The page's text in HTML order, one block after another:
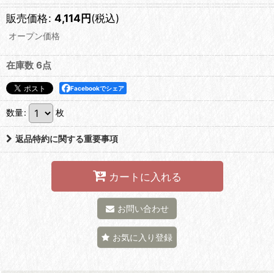
販売価格: 4,114円(税込)
オープン価格
在庫数 6点
Facebookでシェア
数量: 枚
返品特約に関する重要事項
カートに入れる
お問い合わせ
お気に入り登録